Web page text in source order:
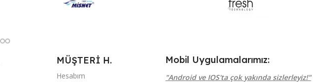
MÜŞTERİ H.
Hesabım
Mobil Uygulamalarımız:
"Android ve IOS'ta çok yakında sizlerleyiz!"